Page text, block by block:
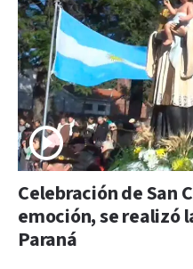
Celebración de San
emoción, se realizó
Paraná